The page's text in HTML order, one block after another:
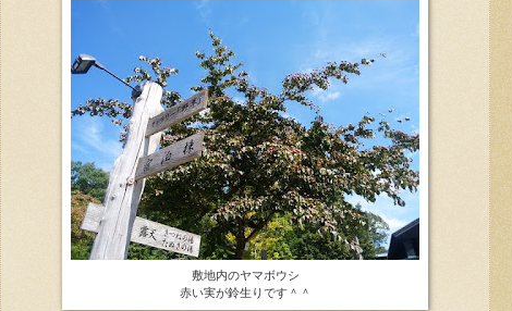
敷地内のヤマボウシ
赤い実が鈴生りです＾＾